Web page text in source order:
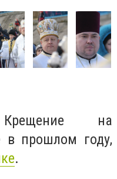
на
в прошлом году,
.